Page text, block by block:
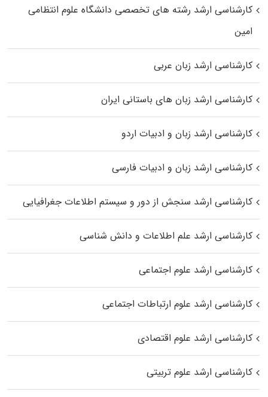
کارشناسی ارشد رﺷﺘﻪ ﻫﺎی تخصصی داﻧﺸﮕﺎه ﻋﻠﻮم انتظامی
اﻣﻴﻦ
کارشناسی ارشد زبان عربی
کارشناسی ارشد زبان‌ های باستانی ایران
کارشناسی ارشد زبان و ادبیات اردو
کارشناسی ارشد زبان و ادبیات فارسی
کارشناسی ارشد سنجش از دور و سیستم اطلاعات جغرافیایی
کارشناسی ارشد علم اطلاعات و دانش شناسی
کارشناسی ارشد علوم اجتماعی
کارشناسی ارشد علوم ارتباطات اجتماعی
کارشناسی ارشد علوم اقتصادی
کارشناسی ارشد علوم تربیتی